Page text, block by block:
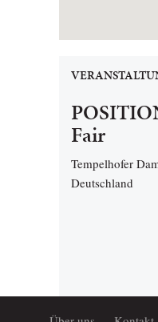
Fair
Tempelhofer
Deutschland